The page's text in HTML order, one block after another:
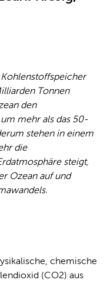
Tonnen
den
mehr als das 50-
stehen in einem
die
steigt,
Ozean auf und
chemische
(CO2) aus